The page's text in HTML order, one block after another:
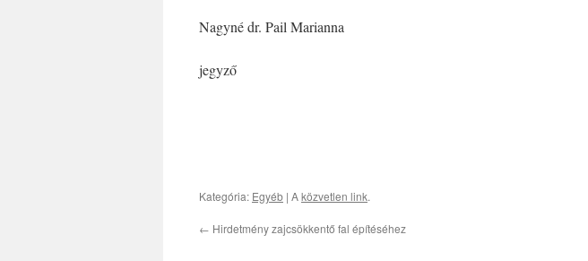
Nagyné dr. Pail Marianna
jegyző
Kategória: Egyéb | Aközvetlen link.
← Hirdetmény zajcsökkentő fal építéséhez